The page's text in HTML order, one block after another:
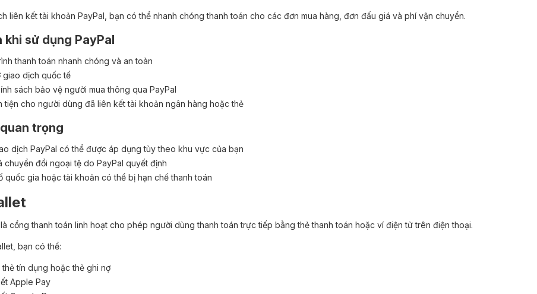
liên kết tài khoản PayPal, bạn có thể nhanh chóng thanh toán cho các đơn mua hàng, đơn đấu giá và phí vận chuyển.
khi sử dụng PayPal
thanh toán nhanh chóng và an toàn
giao dịch quốc tế
sách bảo vệ người mua thông qua PayPal
tiện cho người dùng đã liên kết tài khoản ngân hàng hoặc thẻ
trọng
dịch PayPal có thể được áp dụng tùy theo khu vực của bạn
chuyển đổi ngoại tệ do PayPal quyết định
quốc gia hoặc tài khoản có thể bị hạn chế thanh toán
cổng thanh toán linh hoạt cho phép người dùng thanh toán trực tiếp bằng thẻ thanh toán hoặc ví điện tử trên điện thoại.
bạn có thể:
thẻ tín dụng hoặc thẻ ghi nợ
Apple Pay